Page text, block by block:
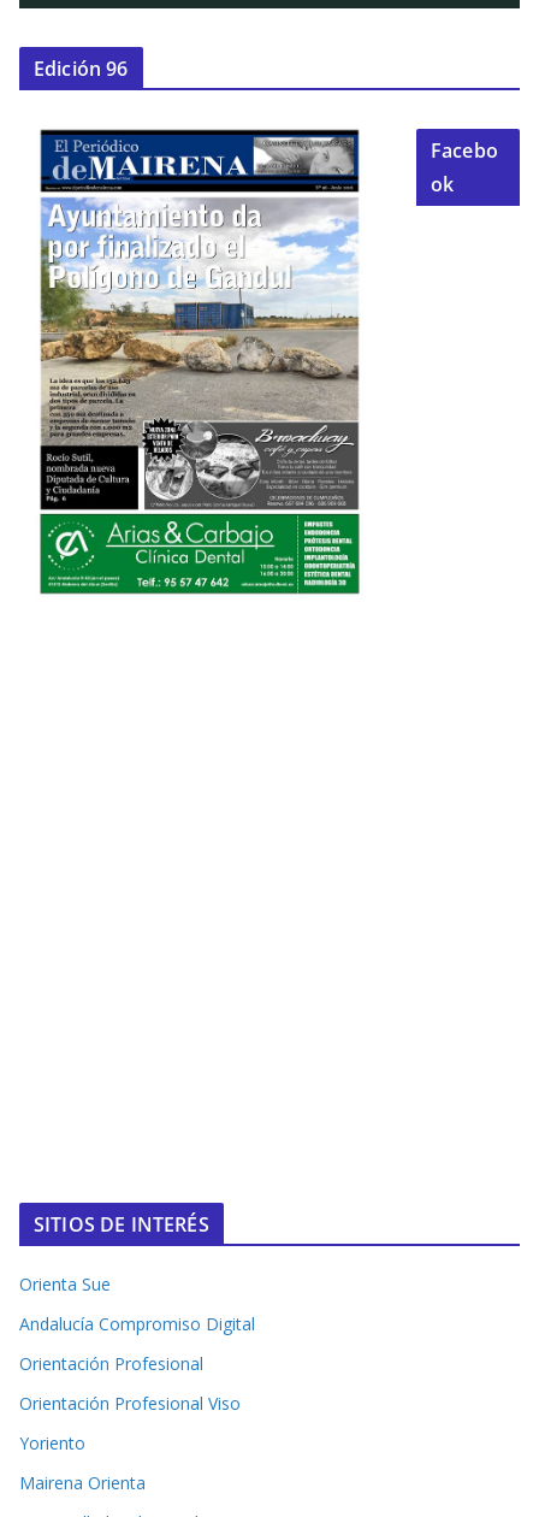
Edición 96
Facebo
ok
SITIOS DE INTERÉS
Orienta Sue
Andalucía Compromiso Digital
Orientación Profesional
Orientación Profesional Viso
Yoriento
Mairena Orienta